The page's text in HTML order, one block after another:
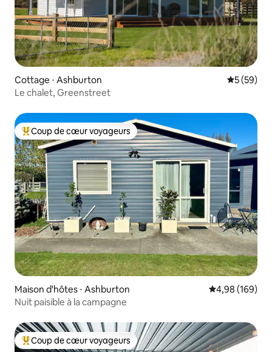
Cottage ⋅ Ashburton
5 (59)
Le chalet, Greenstreet
Coups de cœur voyageurs les plus appréciés
Coup de cœur voyageurs
Maison d'hôtes ⋅ Ashburton Évaluation
4,98 (169)
Nuit paisible à la campagne
Coups de cœur voyageurs les plus appréciés
Coup de cœur voyageurs